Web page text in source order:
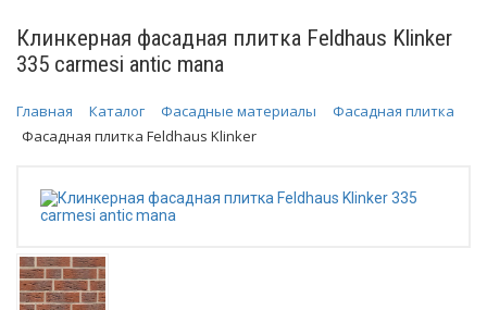
Клинкерная фасадная плитка Feldhaus Klinker
335 carmesi antic mana
Главная Каталог Фасадные материалы
Фасадная плитка
Фасадная плитка Feldhaus Klinker